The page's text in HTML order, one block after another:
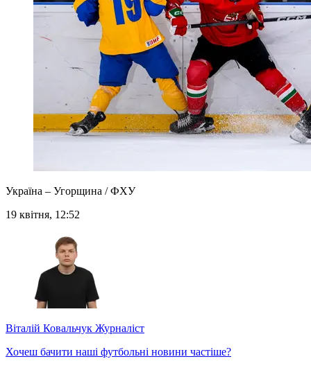
Україна – Угорщина / ФХУ
19 квітня, 12:52
Віталій Ковальчук Журналіст
Хочеш бачити наші футбольні новини частіше?